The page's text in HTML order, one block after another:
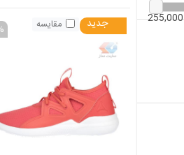
255,000 مقایسه جدید